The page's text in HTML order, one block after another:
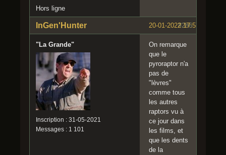
Hors ligne
#286
20-01-2022 17:57:39
InGen'Hunter
"La Grande"
Inscription : 31-05-2021
Messages : 1 101
On remarque
que le
pyroraptor n'a
pas de
"lèvres"
comme tous
les autres
raptors vu à
ce jour dans
les films, et
que les dents
de la